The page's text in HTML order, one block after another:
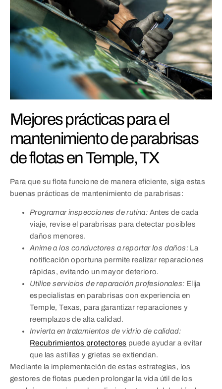
Mejores prácticas para el
mantenimiento de parabrisas
de flotas en Temple, TX
Para que su flota funcione de manera eficiente, siga estas
buenas prácticas de mantenimiento de parabrisas:
Programar inspecciones de rutina: Antes de cada
viaje, revise el parabrisas para detectar posibles
daños menores.
Anime a los conductores a reportar los daños: La
notificación oportuna permite realizar reparaciones
rápidas, evitando un mayor deterioro.
Utilice servicios de reparación profesionales: Elija
especialistas en parabrisas con experiencia en
Temple, Texas, para garantizar reparaciones y
reemplazos de alta calidad.
Invierta en tratamientos de vidrio de calidad:
Recubrimientos protectores puede ayudar a evitar
que las astillas y grietas se extiendan.
Mediante la implementación de estas estrategias, los
gestores de flotas pueden prolongar la vida útil de los